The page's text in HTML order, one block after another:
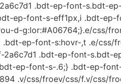
.bdt-ep-font-s.bdt-
ep-font-s-eff1px,i .bdt-
d-g:lor:#A06764;}.e/css/
ep-font-s:hovr-,t .e/
.bdt-ep-font-s.bdt-
ep-font-s-.6;} .bdt-ep-
.v/css/froev/css/f.v/css/